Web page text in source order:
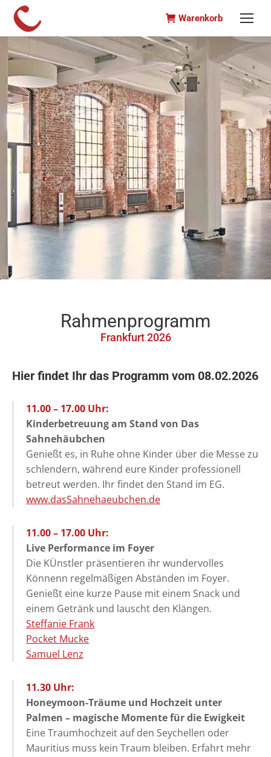
Warenkorb
Rahmenprogramm
Frankfurt 2026
Hier findet Ihr das Programm vom 08.02.2026
11.00 – 17.00 Uhr:
Kinderbetreuung am Stand von Das
Sahnehäubchen
Genießt es, in Ruhe ohne Kinder über die Messe zu
schlendern, während eure Kinder professionell
betreut werden. Ihr findet den Stand im EG.
www.dasSahnehaeubchen.de
11.00 – 17.00 Uhr:
Live Performance im Foyer
Die KÜnstler präsentieren ihr wundervolles
Könnenn regelmäßigen Abständen im Foyer.
Genießt eine kurze Pause mit einem Snack und
einem Getränk und lauscht den Klängen.
Steffanie Frank
Pocket Mucke
Samuel Lenz
11.30 Uhr:
Honeymoon-Träume und Hochzeit unter
Palmen – magische Momente für die Ewigkeit
Eine Traumhochzeit auf den Seychellen oder
Mauritius muss kein Traum bleiben. Erfahrt mehr